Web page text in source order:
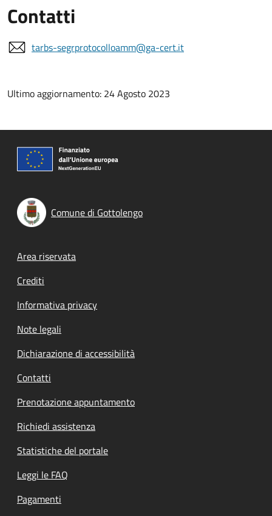
Contatti
tarbs-segrprotocolloamm@ga-cert.it
Ultimo aggiornamento: 24 Agosto 2023
Comune di Gottolengo
Footer menu
Area riservata
Crediti
Informativa privacy
Note legali
Dichiarazione di accessibilità
Contatti
Prenotazione appuntamento
Richiedi assistenza
Statistiche del portale
Leggi le FAQ
Pagamenti